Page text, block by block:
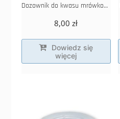
Dozownik do kwasu mrówkowego i octowego duży z regulacją
8,00zł
Dowiedz się
więcej